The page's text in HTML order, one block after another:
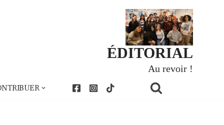
ÉDITORIAL
Au revoir !